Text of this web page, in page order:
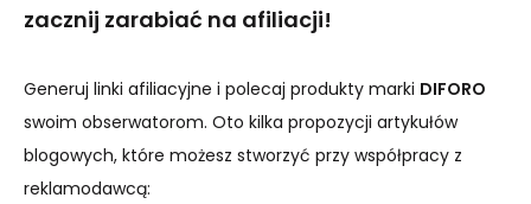
zacznij zarabiać na afiliacji!
Generuj linki afiliacyjne i polecaj produkty marki DIFORO
swoim obserwatorom. Oto kilka propozycji artykułów
blogowych, które możesz stworzyć przy współpracy z
reklamodawcą: